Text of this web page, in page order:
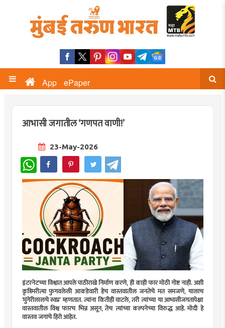
App ePaper
आभासी जगातील ‘गणपत वाणी!’
23-May-2026
WhatsApp
इंटरनेटच्या विश्वात आपले पाठीराखे निर्माण करणे, ही काही फार मोठी गोष्ट नाही. अशी
कृत्रिमरीत्या फुगवलेली आकडेवारी हेच वास्तवातील जनतेचे मत समजणे, यालाच
‘मुंगेरीलालचे स्वप्न’ म्हणतात. त्यांना कितीही वाटले, तरी त्यांच्या या आभासीजगतापेक्षा
वास्तवातील विश्व फारच भिन्न असून, तेच त्यांच्या कल्पनेच्या विरुद्ध आहे. मोदी हे
वास्तव जगाचे हिरो आहेत.